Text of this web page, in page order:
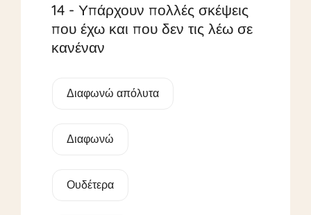
14 - Υπάρχουν πολλές σκέψεις
που έχω και που δεν τις λέω σε
κανέναν
Διαφωνώ απόλυτα
Διαφωνώ
Ουδέτερα